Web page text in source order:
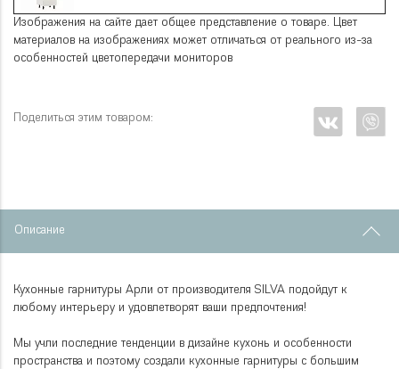
Изображения на сайте дает общее представление о товаре. Цвет
материалов на изображениях может отличаться от реального из-за
особенностей цветопередачи мониторов
Поделиться этим товаром:
Описание
Кухонные гарнитуры Арли от производителя SILVA подойдут к
любому интерьеру и удовлетворят ваши предпочтения!
Мы учли последние тенденции в дизайне кухонь и особенности
пространства и поэтому создали кухонные гарнитуры с большим